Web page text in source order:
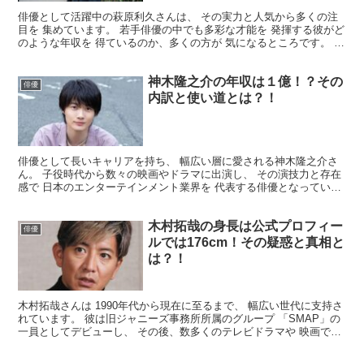
俳優として活躍中の萩原利久さんは、 その実力と人気から多くの注
目を 集めています。 若手俳優の中でも多彩な才能を 発揮する彼がど
のような年収を 得ているのか、多くの方が 気になるところです。 そ
俳優
神木隆之介の年収は１億！？その
内訳と使い道とは？！
俳優として長いキャリアを持ち、 幅広い層に愛される神木隆之介さ
ん。 子役時代から数々の映画やドラマに出演し、 その演技力と存在
感で 日本のエンターテインメント業界を 代表する俳優となっていま
俳優
木村拓哉の身長は公式プロフィー
ルでは176cm！その疑惑と真相と
は？！
木村拓哉さんは 1990年代から現在に至るまで、 幅広い世代に支持さ
れています。 彼は旧ジャニーズ事務所所属のグループ 「SMAP」の
一員としてデビューし、 その後、数多くのテレビドラマや 映画で主